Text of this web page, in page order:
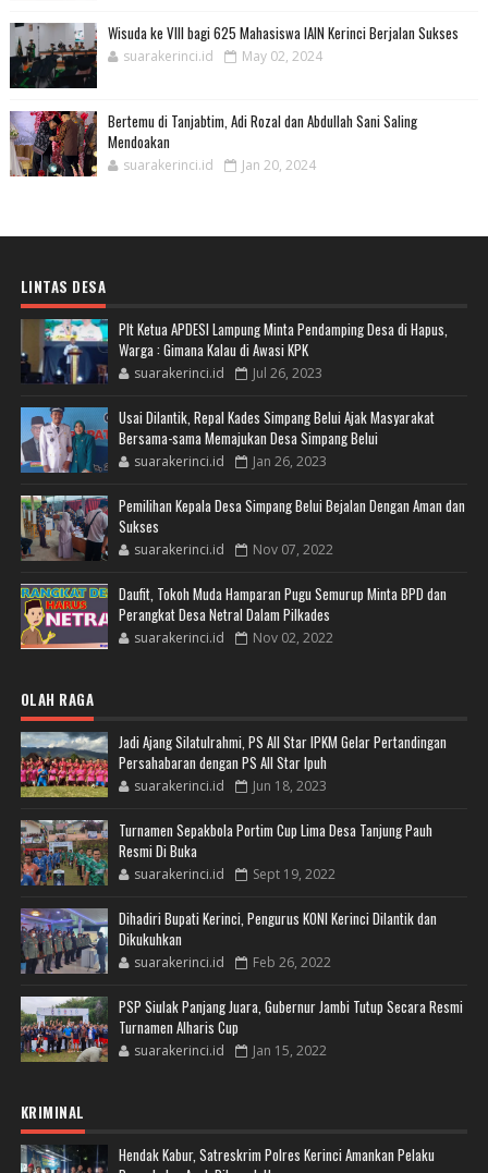
Wisuda ke VIII bagi 625 Mahasiswa IAIN Kerinci Berjalan Sukses
suarakerinci.id May 02, 2024
Bertemu di Tanjabtim, Adi Rozal dan Abdullah Sani Saling
Mendoakan
suarakerinci.id Jan 20, 2024
LINTAS DESA
Plt Ketua APDESI Lampung Minta Pendamping Desa di Hapus,
Warga : Gimana Kalau di Awasi KPK
suarakerinci.id Jul 26, 2023
Usai Dilantik, Repal Kades Simpang Belui Ajak Masyarakat
Bersama-sama Memajukan Desa Simpang Belui
suarakerinci.id Jan 26, 2023
Pemilihan Kepala Desa Simpang Belui Bejalan Dengan Aman dan
Sukses
suarakerinci.id Nov 07, 2022
Daufit, Tokoh Muda Hamparan Pugu Semurup Minta BPD dan
Perangkat Desa Netral Dalam Pilkades
suarakerinci.id Nov 02, 2022
OLAH RAGA
Jadi Ajang Silatulrahmi, PS All Star IPKM Gelar Pertandingan
Persahabaran dengan PS All Star Ipuh
suarakerinci.id Jun 18, 2023
Turnamen Sepakbola Portim Cup Lima Desa Tanjung Pauh
Resmi Di Buka
suarakerinci.id Sept 19, 2022
Dihadiri Bupati Kerinci, Pengurus KONI Kerinci Dilantik dan
Dikukuhkan
suarakerinci.id Feb 26, 2022
PSP Siulak Panjang Juara, Gubernur Jambi Tutup Secara Resmi
Turnamen Alharis Cup
suarakerinci.id Jan 15, 2022
KRIMINAL
Hendak Kabur, Satreskrim Polres Kerinci Amankan Pelaku